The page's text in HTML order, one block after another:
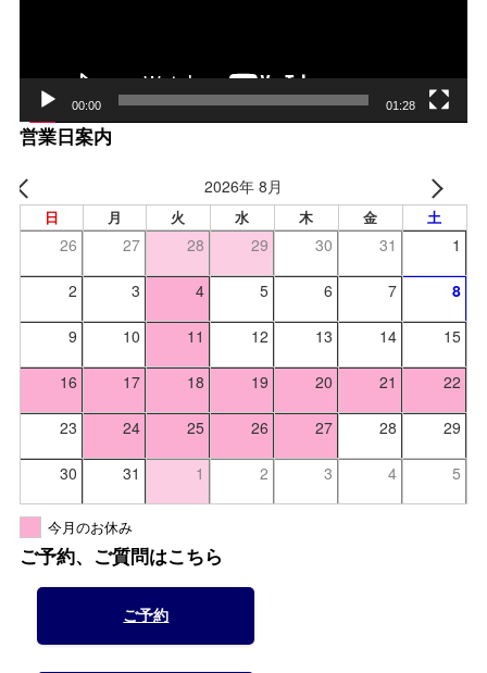
00:00 01:28
営業日案内
2026年 8月
日 月 火 水 木 金 土
26 27 28 29 30 31 1
2 3 4 5 6 7 8
9 10 11 12 13 14 15
16 17 18 19 20 21 22
23 24 25 26 27 28 29
30 31 1 2 3 4 5
今月のお休み
ご予約、ご質問はこちら
ご予約